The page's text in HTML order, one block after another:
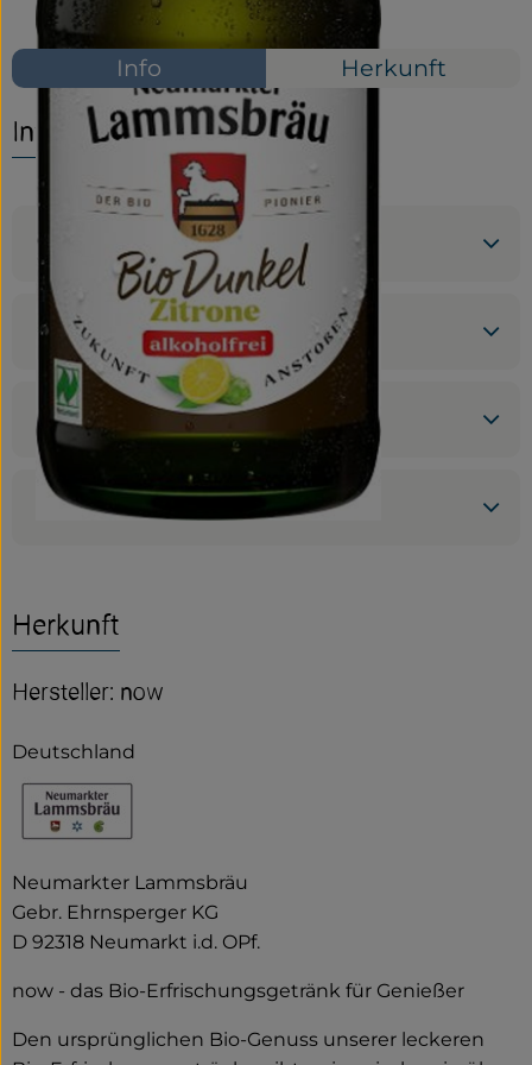
Service
Neues vom Hof
Mehrweg
Info Herkunft
Info
Produktinformationen
Zutaten
Nährwert-Info
Produktdatenblatt
Herkunft
Hersteller: now
Deutschland
Neumarkter Lammsbräu
Gebr. Ehrnsperger KG
D 92318 Neumarkt i.d. OPf.
now - das Bio-Erfrischungsgetränk für Genießer
Den ursprünglichen Bio-Genuss unserer leckeren